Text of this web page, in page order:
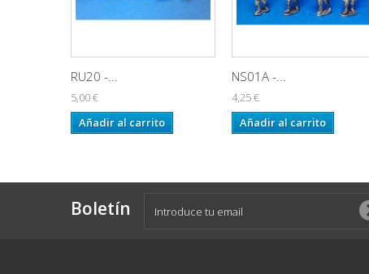
RU20 -...
5,00 €
Añadir al carrito
NS01A -...
4,25 €
Añadir al carrito
Boletín